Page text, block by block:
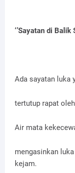
‘’Sayatan di Balik
Ada sayatan luka
tertutup rapat
Air mata
mengasinkan
kejam.